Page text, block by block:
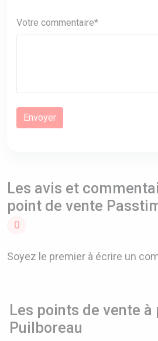
Votre commentaire*
Les avis et
point de vente
0
Soyez le premier à écrire un
Les points de vente
Puilboreau